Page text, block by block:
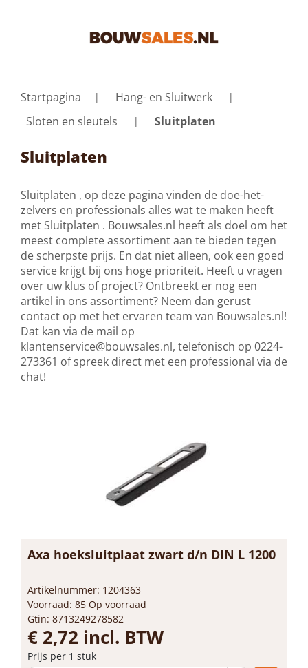
Startpagina
Hang- en Sluitwerk
Sloten en sleutels
Sluitplaten
Sluitplaten
Sluitplaten , op deze pagina vinden de doe-het-
zelvers en professionals alles wat te maken heeft
met Sluitplaten . Bouwsales.nl heeft als doel om het
meest complete assortiment aan te bieden tegen
de scherpste prijs. En dat niet alleen, ook een goed
service krijgt bij ons hoge prioriteit. Heeft u vragen
over uw klus of project? Ontbreekt er nog een
artikel in ons assortiment? Neem dan gerust
contact op met het ervaren team van Bouwsales.nl!
Dat kan via de mail op
klantenservice@bouwsales.nl, telefonisch op 0224-
273361 of spreek direct met een professional via de
chat!
Axa hoeksluitplaat zwart d/n DIN L 1200
Artikelnummer: 1204363
Voorraad: 85 Op voorraad
Gtin: 8713249278582
€ 2,72 incl. BTW
Prijs per 1 stuk